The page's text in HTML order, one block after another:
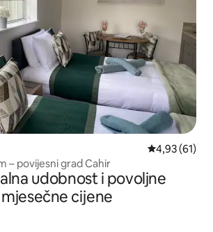
Prosječna
4,93 (61)
– povijesni grad Cahir
udobnost i povoljne
mjesečne cijene